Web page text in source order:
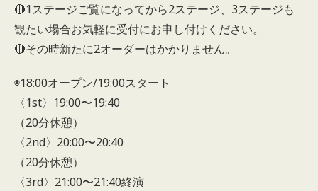
🔴1ステージご覧になってから2ステージ、3ステージも
観たい場合お気軽に受付にお申し付けください。
🔴その時新たに2オーダーはかかりません。
◉18:00オープン/19:00スタート
〈1st〉19:00〜19:40
（20分休憩）
〈2nd〉20:00〜20:40
（20分休憩）
〈3rd〉21:00〜21:40終演